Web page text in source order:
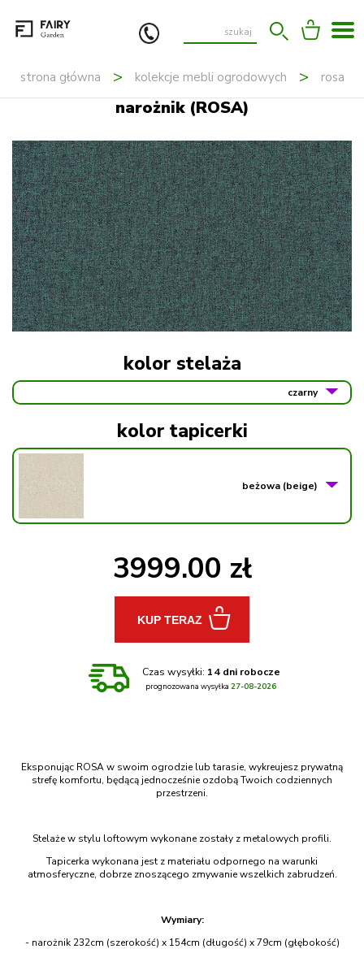
strona główna kolekcje mebli ogrodowych rosa
narożnik (ROSA)
kolor stelaża
czarny
kolor tapicerki
beżowa (beige)
3999.00 zł
KUP TERAZ
Czas wysyłki: 14 dni robocze
prognozowana wysyłka 27-08-2026
Eksponując ROSA w swoim ogrodzie lub tarasie, wykreujesz prywatną
strefę komfortu, będącą jednocześnie ozdobą Twoich codziennych
przestrzeni.
Stelaże w stylu loftowym wykonane zostały z metalowych profili.
Tapicerka wykonana jest z materiału odpornego na warunki
atmosferyczne, dobrze znoszącego zmywanie wszelkich zabrudzeń.
Wymiary:
- narożnik 232cm (szerokość) x 154cm (długość) x 79cm (głębokość)